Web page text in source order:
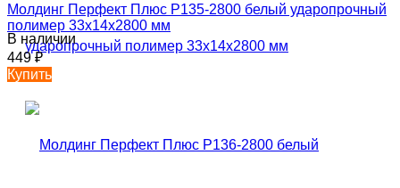
Молдинг Перфект Плюс P135-2800 белый ударопрочный
полимер 33х14х2800 мм
В наличии
449₽
Купить